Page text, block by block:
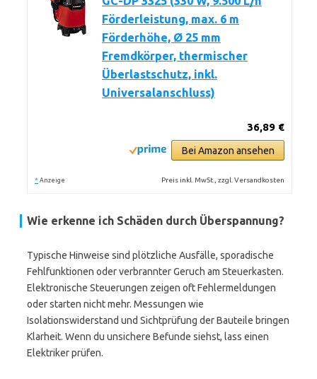
Förderleistung, max. 6 m
Förderhöhe, Ø 25 mm
Fremdkörper, thermischer
Überlastschutz, inkl.
Universalanschluss)
36,89 €
Bei Amazon ansehen
* Anzeige Preis inkl. MwSt., zzgl. Versandkosten
Wie erkenne ich Schäden durch Überspannung?
Typische Hinweise sind plötzliche Ausfälle, sporadische
Fehlfunktionen oder verbrannter Geruch am Steuerkasten.
Elektronische Steuerungen zeigen oft Fehlermeldungen
oder starten nicht mehr. Messungen wie
Isolationswiderstand und Sichtprüfung der Bauteile bringen
Klarheit. Wenn du unsichere Befunde siehst, lass einen
Elektriker prüfen.